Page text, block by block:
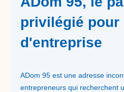
privilégié pour
d'entreprise
ADom 95 est une adresse
entrepreneurs qui recherchent